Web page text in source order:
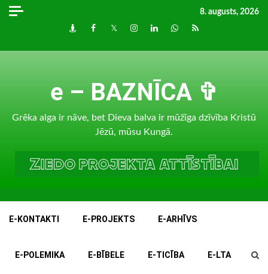
Skip
8. augusts, 2026
DraugiemFacebook
TwitterInstagram
LinkedInwhatsapp
RSS
e – BAZNĪCA ✞
Grēka alga ir nāve, bet Dieva balva ir mūžīga dzīvība Kristū
Jēzū, mūsu Kungā.
E-KONTAKTI E-PROJEKTS E-ARHĪVS
E-POLEMIKA E-BĪBELE E-TICĪBA E-LTA